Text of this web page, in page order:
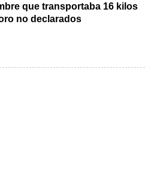
que transportaba 16 kilos
no declarados